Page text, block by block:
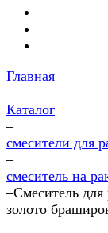
Главная
–
Каталог
–
смесители для
–
смеситель на
–Смеситель
золото